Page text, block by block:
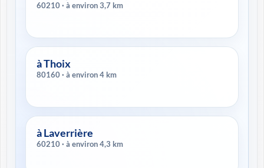
60210 · à environ 3,7 km
à Thoix
80160 · à environ 4 km
à Laverrière
60210 · à environ 4,3 km